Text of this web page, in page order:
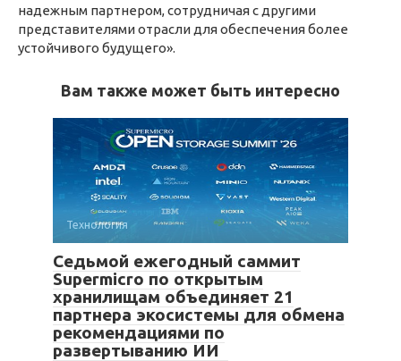
надежным партнером, сотрудничая с другими
представителями отрасли для обеспечения более
устойчивого будущего».
Вам также может быть интересно
Технология
Седьмой ежегодный саммит
Supermicro по открытым
хранилищам объединяет 21
партнера экосистемы для обмена
рекомендациями по
развертыванию ИИ